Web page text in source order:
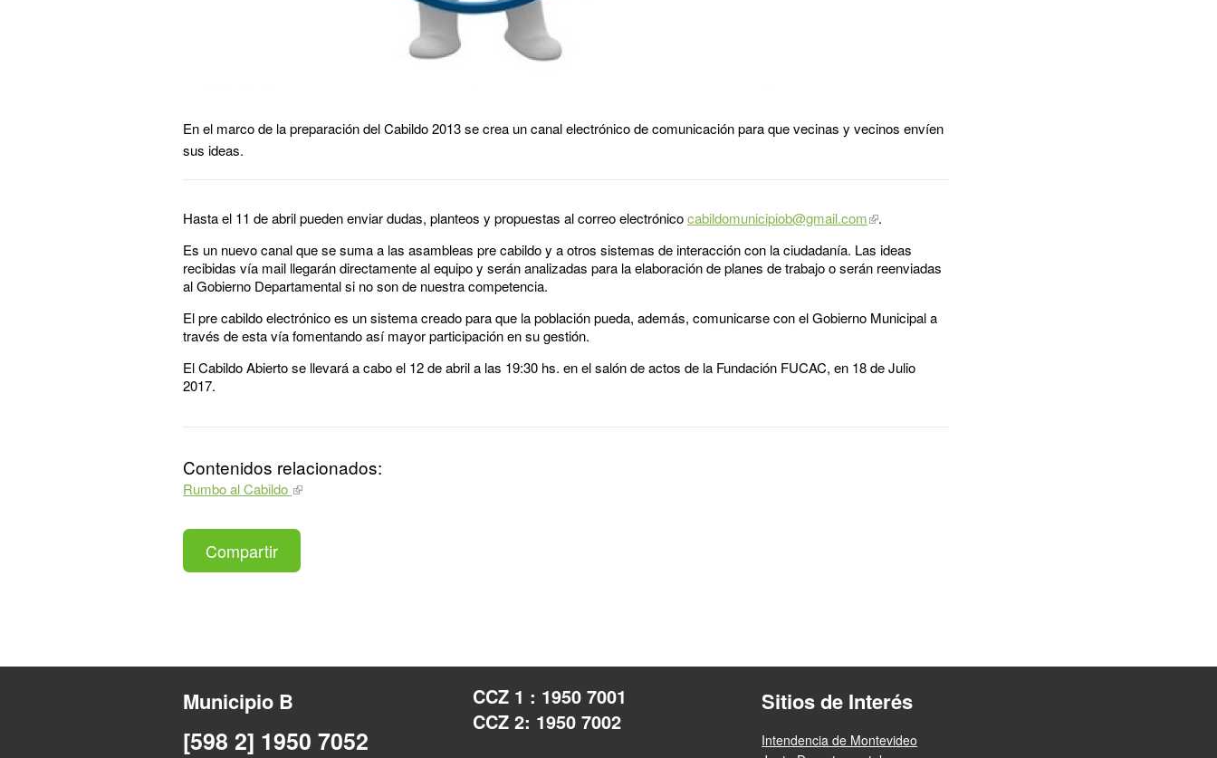
En el marco de la preparación del Cabildo 2013 se crea un canal electrónico de comunicación para que vecinas y vecinos envíen
sus ideas.
Hasta el 11 de abril pueden enviar dudas, planteos y propuestas al correo electrónicocabildomunicipiob@gmail.com
.
Es un nuevo canal que se suma a las asambleas pre cabildo y a otros sistemas de interacción con la ciudadanía. Las ideas
recibidas vía mail llegarán directamente al equipo y serán analizadas para la elaboración de planes de trabajo o serán reenviadas
al Gobierno Departamental si no son de nuestra competencia.
El pre cabildo electrónico es un sistema creado para que la población pueda, además, comunicarse con el Gobierno Municipal a
través de esta vía fomentando así mayor participación en su gestión.
El Cabildo Abierto se llevará a cabo el 12 de abril a las 19:30 hs. en el salón de actos de la Fundación FUCAC, en 18 de Julio
2017.
Contenidos relacionados:
Rumbo al Cabildo
Compartir
Municipio B
[598 2] 1950 7052
CCZ 1 : 1950 7001
CCZ 2: 1950 7002
Sitios de Interés
Intendencia de Montevideo